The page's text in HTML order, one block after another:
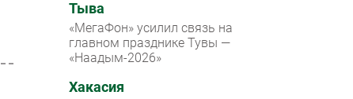
Тыва
«МегаФон» усилил связь на
главном празднике Тувы —
«Наадым-2026»
Хакасия